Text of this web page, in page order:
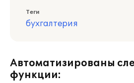
Теги
бухгалтерия
Автоматизированы
функции: